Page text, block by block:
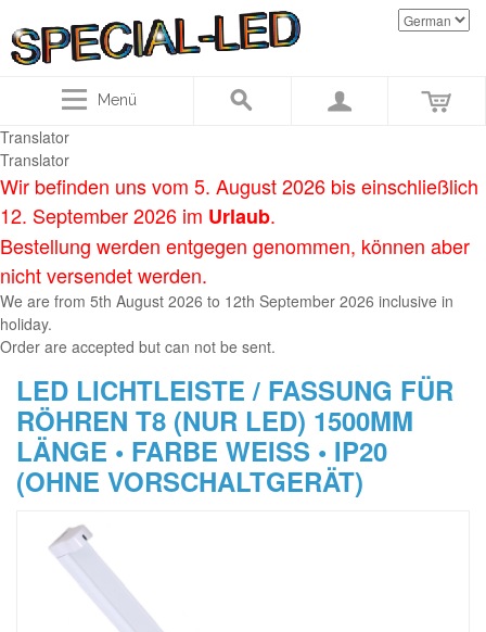
Menü
Translator
Translator
Wir befinden uns vom 5. August 2026 bis einschließlich
12. September 2026 im Urlaub.
Bestellung werden entgegen genommen, können aber
nicht versendet werden.
We are from 5th August 2026 to 12th September 2026 inclusive in
holiday.
Order are accepted but can not be sent.
LED LICHTLEISTE / FASSUNG FÜR
RÖHREN T8 (NUR LED) 1500MM
LÄNGE • FARBE WEISS • IP20
(OHNE VORSCHALTGERÄT)